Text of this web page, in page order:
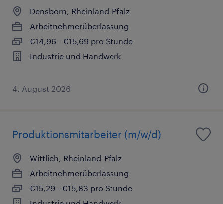
Densborn, Rheinland-Pfalz
Arbeitnehmerüberlassung
€14,96 - €15,69 pro Stunde
Industrie und Handwerk
4. August 2026
Produktionsmitarbeiter (m/w/d)
Wittlich, Rheinland-Pfalz
Arbeitnehmerüberlassung
€15,29 - €15,83 pro Stunde